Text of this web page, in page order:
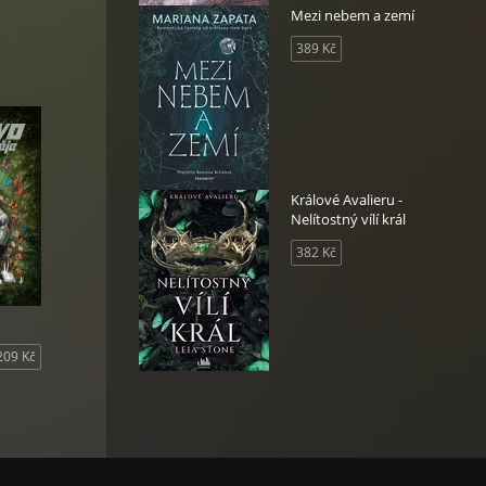
Kč
Mezi nebem a zemí
389 Kč
Králové Avalieru -
Nelítostný vílí král
382 Kč